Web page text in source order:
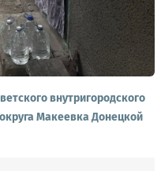
внутригородского
Макеевка Донецкой